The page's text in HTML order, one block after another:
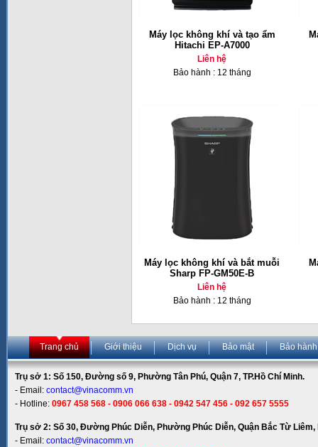
Máy lọc không khí và tạo ẩm
Hitachi EP-A7000
Liên hệ
Bảo hành : 12 tháng
Máy lọc không khí và bắt muỗi
Sharp FP-GM50E-B
Liên hệ
Bảo hành : 12 tháng
Trang chủ Giới thiệu Dịch vụ Bảo mật Bảo hành
Trụ sở 1: Số 150, Đường số 9, Phường Tân Phú, Quận 7, TP.Hồ Chí Minh.
- Email: contact@vinacomm.vn
- Hotline: 0967 458 568 - 0906 066 638 - 0942 547 456 - 092 657 5555
Trụ sở 2: Số 30, Đường Phúc Diễn, Phường Phúc Diễn, Quận Bắc Từ Liêm,
- Email: contact@vinacomm.vn